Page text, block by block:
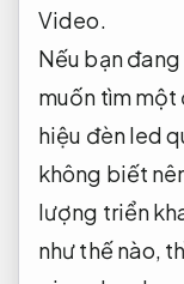
Video.
Nếu bạn
muốn tìm
hiệu đèn led
không biết
lượng triển
như thế nào,